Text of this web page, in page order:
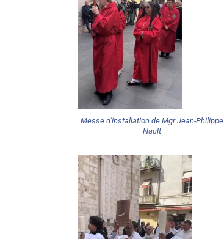
Messe d'installation de Mgr Jean-Philippe
Nault